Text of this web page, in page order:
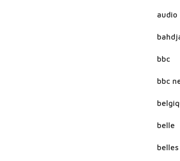
audio
bbc
bbc
belle
belles